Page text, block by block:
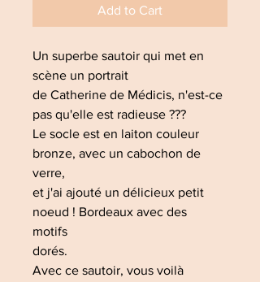
Add to Cart
Un superbe sautoir qui met en
scène un portrait
de Catherine de Médicis, n'est-ce
pas qu'elle est radieuse ???
Le socle est en laiton couleur
bronze, avec un cabochon de
verre,
et j'ai ajouté un délicieux petit
noeud ! Bordeaux avec des
motifs
dorés.
Avec ce sautoir, vous voilà